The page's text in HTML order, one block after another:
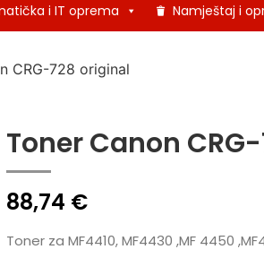
i IT oprema Namještaj i
CRG-728 original
Toner Canon
88,74 €
Toner za MF4410, MF4430 ,MF 4450